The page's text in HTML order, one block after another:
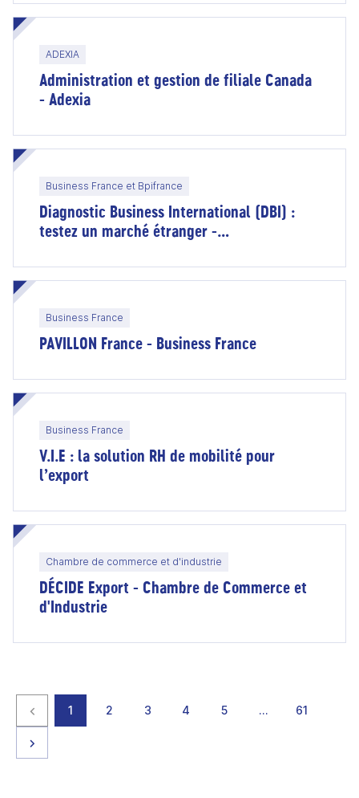
ADEXIA
Administration et gestion de filiale Canada
- Adexia
Business France et Bpifrance
Diagnostic Business International (DBI) :
testez un marché étranger -
financement Bpifrance
Business France
PAVILLON France - Business France
Business France
V.I.E : la solution RH de mobilité pour
l’export
Chambre de commerce et d'industrie
DÉCIDE Export - Chambre de Commerce et
d'Industrie
Page précédente
page
1 page
2 page
3 page
4 page
5 … page
61